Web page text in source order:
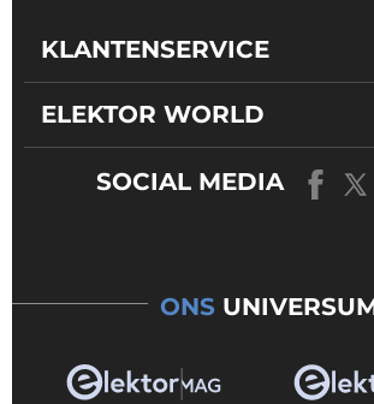
KLANTENSERVICE
ELEKTOR WORLD
SOCIAL MEDIA
ONS